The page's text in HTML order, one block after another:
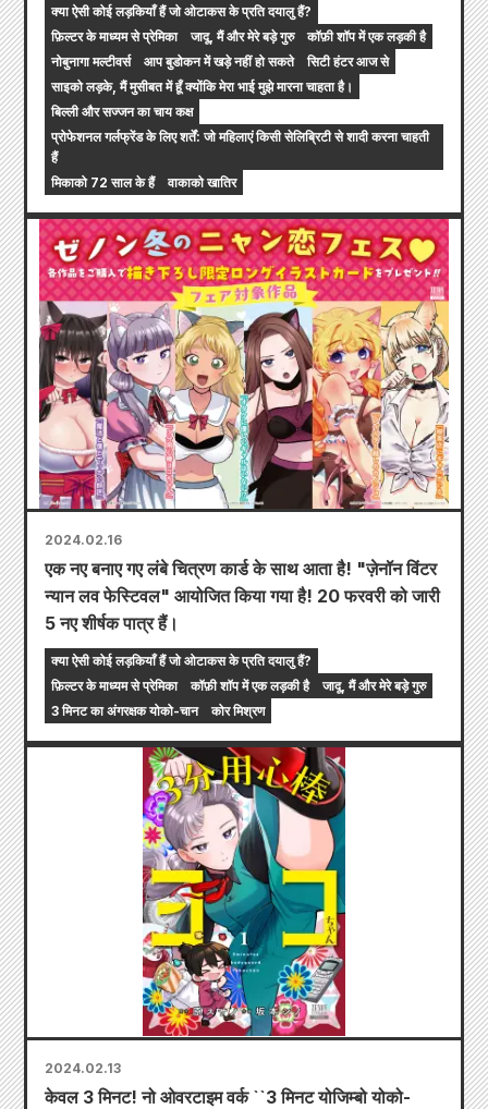
क्या ऐसी कोई लड़कियाँ हैं जो ओटाकस के प्रति दयालु हैं?
फ़िल्टर के माध्यम से प्रेमिका
जादू, मैं और मेरे बड़े गुरु
कॉफ़ी शॉप में एक लड़की है
नोबुनागा मल्टीवर्स
आप बुडोकन में खड़े नहीं हो सकते
सिटी हंटर आज से
साइको लड़के, मैं मुसीबत में हूँ क्योंकि मेरा भाई मुझे मारना चाहता है।
बिल्ली और सज्जन का चाय कक्ष
प्रोफेशनल गर्लफ्रेंड के लिए शर्तें: जो महिलाएं किसी सेलिब्रिटी से शादी करना चाहती
हैं
मिकाको 72 साल के हैं
वाकाको खातिर
2024.02.16
एक नए बनाए गए लंबे चित्रण कार्ड के साथ आता है! "ज़ेनॉन विंटर
न्यान लव फेस्टिवल" आयोजित किया गया है! 20 फरवरी को जारी
5 नए शीर्षक पात्र हैं।
क्या ऐसी कोई लड़कियाँ हैं जो ओटाकस के प्रति दयालु हैं?
फ़िल्टर के माध्यम से प्रेमिका
कॉफ़ी शॉप में एक लड़की है
जादू, मैं और मेरे बड़े गुरु
3 मिनट का अंगरक्षक योको-चान
कोर मिश्रण
2024.02.13
केवल 3 मिनट! नो ओवरटाइम वर्क ``3 मिनट योजिम्बो योको-